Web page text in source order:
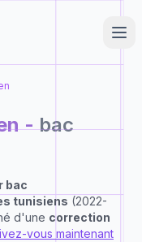
-bac
bac
tunisiens (2022-
d'une correction
vous maintenant